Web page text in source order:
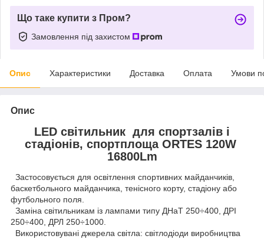
Що таке купити з Пром?
Замовлення під захистом
Опис Характеристики Доставка Оплата Умови
Опис
LED світильник для спортзалів і
стадіонів, спортплоща ORTES 120W
16800Lm
Застосовується для освітлення спортивних майданчиків,
баскетбольного майданчика, тенісного корту, стадіону або
футбольного поля.
Заміна світильникам із лампами типу ДНаТ 250÷400, ДРІ
250÷400, ДРЛ 250÷1000.
Використовувані джерела світла: світлодіоди виробництва